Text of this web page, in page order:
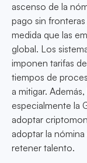
ascenso de la
pago sin
medida que las
global. Los
imponen tarifas
tiempos de
a mitigar.
especialmente la
adoptar
adoptar la
retener talento.